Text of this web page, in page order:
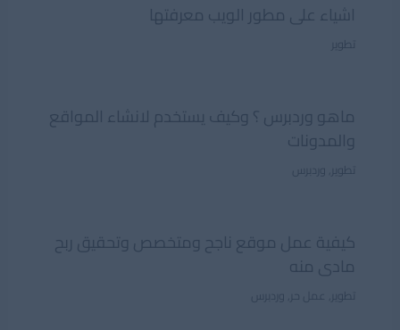
اشياء على مطور الويب معرفتها
تطوير
ماهو وردبرس ؟ وكيف يستخدم لانشاء المواقع
والمدونات
تطوير وردبرس
كيفية عمل موقع ناجح ومتخصص وتحقيق ربح
مادى منه
تطوير عمل حر وردبرس